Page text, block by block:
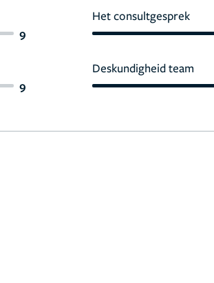
9
9
Het consultgesprek
Deskundigheid team